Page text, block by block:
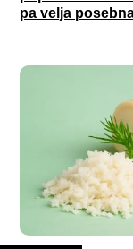
pa velja